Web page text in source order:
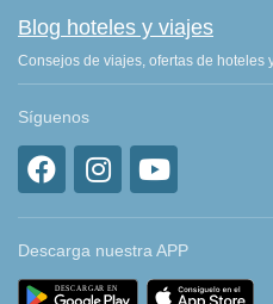
Blog hoteles y viajes
Consejos de viajes, ofertas de hoteles
Síguenos
Descarga nuestra APP